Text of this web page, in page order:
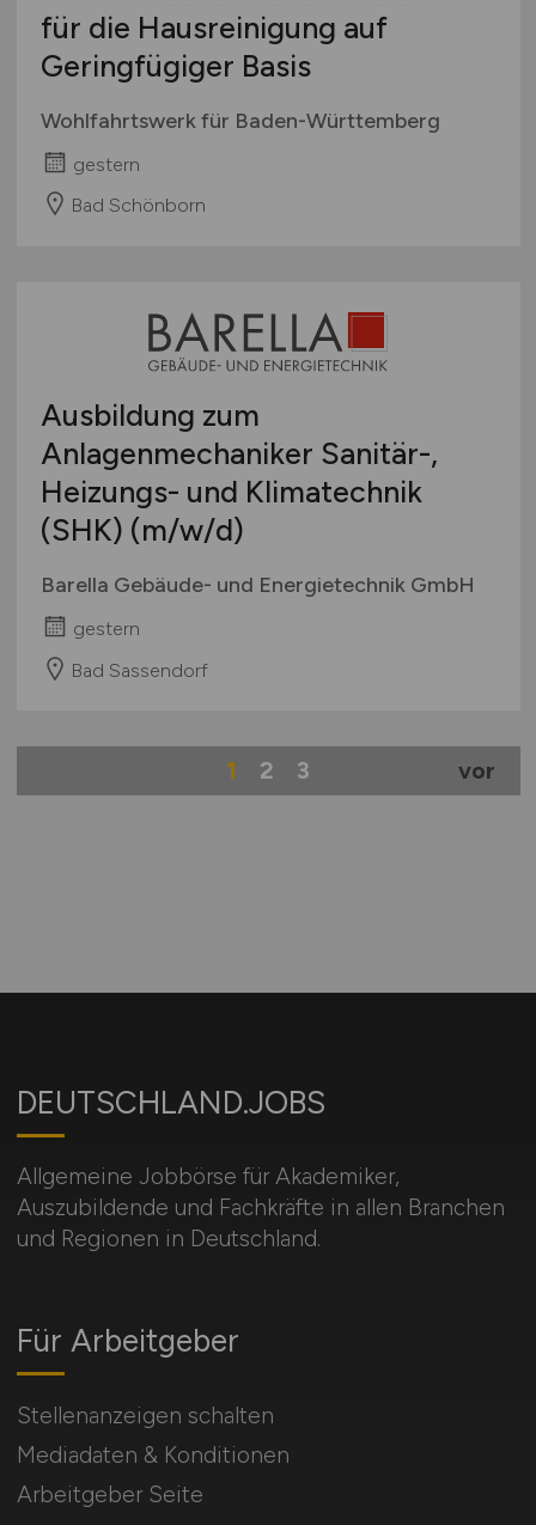
für die Hausreinigung auf
Geringfügiger Basis
Wohlfahrtswerk für Baden-Württemberg
gestern
Bad Schönborn
Ausbildung zum
Anlagenmechaniker Sanitär-,
Heizungs- und Klimatechnik
(SHK) (m/w/d)
Barella Gebäude- und Energietechnik GmbH
gestern
Bad Sassendorf
1 2 3 vor
DEUTSCHLAND.JOBS
Allgemeine Jobbörse für Akademiker,
Auszubildende und Fachkräfte in allen Branchen
und Regionen in Deutschland.
Für Arbeitgeber
Stellenanzeigen schalten
Mediadaten & Konditionen
Arbeitgeber Seite